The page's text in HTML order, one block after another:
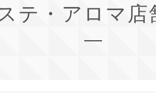
テ・アロマ店